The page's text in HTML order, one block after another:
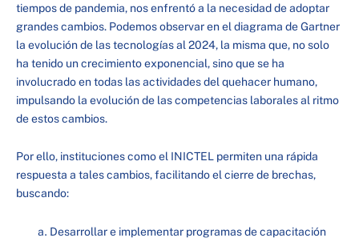
tiempos de pandemia, nos enfrentó a la necesidad de adoptar
grandes cambios. Podemos observar en el diagrama de Gartner
la evolución de las tecnologías al 2024, la misma que, no solo
ha tenido un crecimiento exponencial, sino que se ha
involucrado en todas las actividades del quehacer humano,
impulsando la evolución de las competencias laborales al ritmo
de estos cambios.
Por ello, instituciones como el INICTEL permiten una rápida
respuesta a tales cambios, facilitando el cierre de brechas,
buscando:
Desarrollar e implementar programas de capacitación